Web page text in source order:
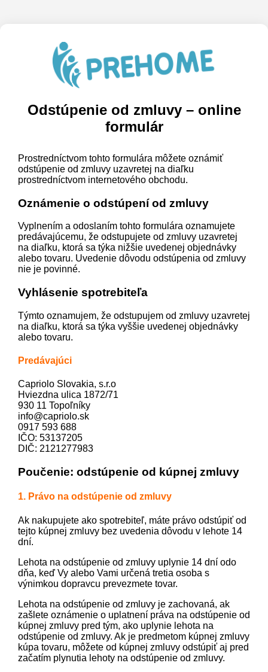
Odstúpenie od zmluvy – online
formulár
Prostredníctvom tohto formulára môžete oznámiť
odstúpenie od zmluvy uzavretej na diaľku
prostredníctvom internetového obchodu.
Oznámenie o odstúpení od zmluvy
Vyplnením a odoslaním tohto formulára oznamujete
predávajúcemu, že odstupujete od zmluvy uzavretej
na diaľku, ktorá sa týka nižšie uvedenej objednávky
alebo tovaru. Uvedenie dôvodu odstúpenia od zmluvy
nie je povinné.
Vyhlásenie spotrebiteľa
Týmto oznamujem, že odstupujem od zmluvy uzavretej
na diaľku, ktorá sa týka vyššie uvedenej objednávky
alebo tovaru.
Predávajúci
Capriolo Slovakia, s.r.o
Hviezdna ulica 1872/71
930 11 Topoľníky
info@capriolo.sk
0917 593 688
IČO: 53137205
DIČ: 2121277983
Poučenie: odstúpenie od kúpnej zmluvy
1. Právo na odstúpenie od zmluvy
Ak nakupujete ako spotrebiteľ, máte právo odstúpiť od
tejto kúpnej zmluvy bez uvedenia dôvodu v lehote 14
dní.
Lehota na odstúpenie od zmluvy uplynie 14 dní odo
dňa, keď Vy alebo Vami určená tretia osoba s
výnimkou dopravcu prevezmete tovar.
Lehota na odstúpenie od zmluvy je zachovaná, ak
zašlete oznámenie o uplatnení práva na odstúpenie od
kúpnej zmluvy pred tým, ako uplynie lehota na
odstúpenie od zmluvy. Ak je predmetom kúpnej zmluvy
kúpa tovaru, môžete od kúpnej zmluvy odstúpiť aj pred
začatím plynutia lehoty na odstúpenie od zmluvy.